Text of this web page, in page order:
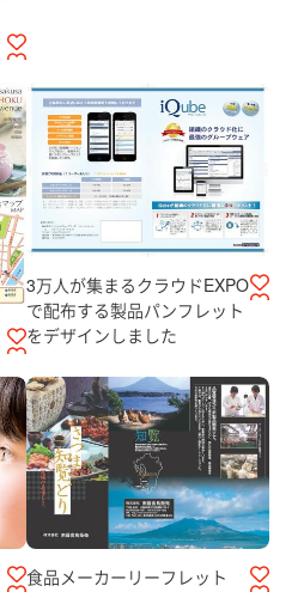
3万人が集まるクラウドEXPO
で配布する製品パンフレット
をデザインしました
食品メーカーリーフレット